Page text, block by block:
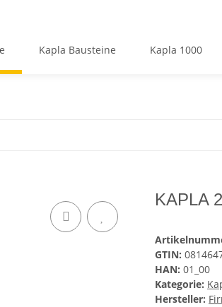
Kapla Bausteine Kapla 1000
KAPLA
GTIN:
HAN: 01_00
Kategorie:
Hersteller: